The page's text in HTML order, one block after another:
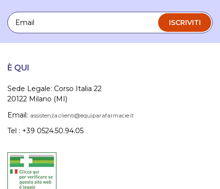
Email
ISCRIVITI
È QUI
Sede Legale: Corso Italia 22
20122 Milano (MI)
Email: assistenza.clienti@equiparafarmacie.it
Tel : +39 0524.50.94.05